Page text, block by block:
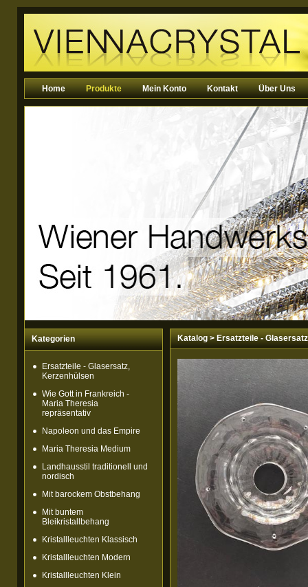
Home Produkte Mein Konto Kontakt Über Uns
Kategorien
Ersatzteile - Glasersatz,
Kerzenhülsen
Wie Gott in Frankreich -
Maria Theresia
repräsentativ
Napoleon und das Empire
Maria Theresia Medium
Landhausstil traditionell und
nordisch
Mit barockem Obstbehang
Mit buntem
Bleikristallbehang
Kristallleuchten Klassisch
Kristallleuchten Modern
Kristallleuchten Klein
Katalog>Ersatzteile -